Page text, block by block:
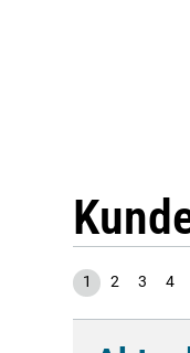
1 2 3 4